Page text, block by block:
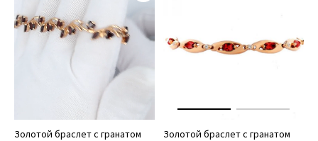
Золотой браслет с гранатом
Золотой браслет с гранатом